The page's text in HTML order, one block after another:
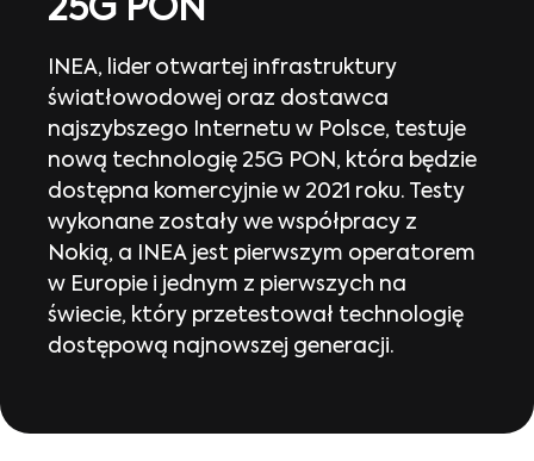
25G PON
INEA, lider otwartej infrastruktury
światłowodowej oraz dostawca
najszybszego Internetu w Polsce, testuje
nową technologię 25G PON, która będzie
dostępna komercyjnie w 2021 roku. Testy
wykonane zostały we współpracy z
Nokią, a INEA jest pierwszym operatorem
w Europie i jednym z pierwszych na
świecie, który przetestował technologię
dostępową najnowszej generacji.